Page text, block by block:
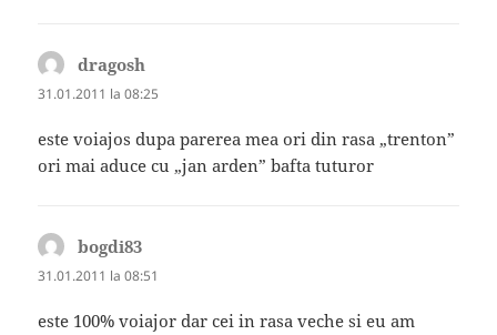
dragosh
31.01.2011 la 08:25
este voiajos dupa parerea mea ori din rasa „trenton”
ori mai aduce cu „jan arden” bafta tuturor
bogdi83
31.01.2011 la 08:51
este 100% voiajor dar cei in rasa veche si eu am